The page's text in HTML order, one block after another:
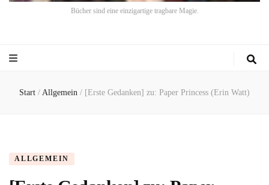
Bücher sind eine einzigartige tragbare Magie.
Start / Allgemein / [Erste Gedanken] zu: Paper Princess (Erin Watt)
ALLGEMEIN